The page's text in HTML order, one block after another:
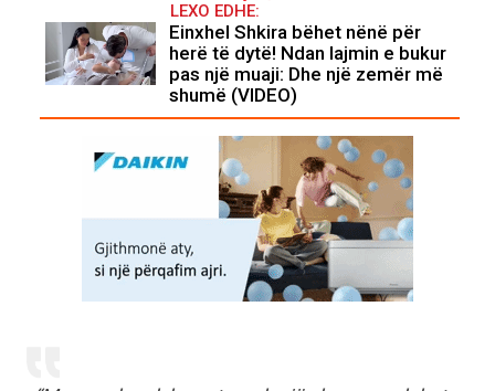
LEXO EDHE:
Einxhel Shkira bëhet nënë për
herë të dytë! Ndan lajmin e bukur
pas një muaji: Dhe një zemër më
shumë (VIDEO)